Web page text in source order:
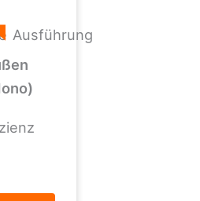
Ausführung